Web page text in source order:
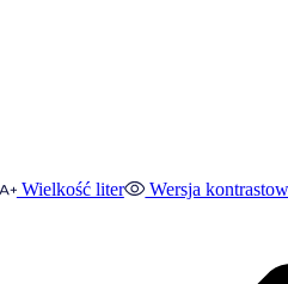
Wielkość liter Wersja